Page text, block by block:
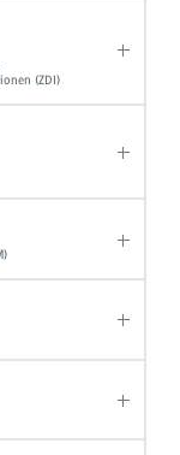
(ZDI)